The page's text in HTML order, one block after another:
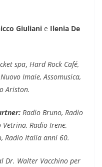
Giuliani e Ilenia De
spa, Hard Rock Café,
Nuovo Imaie, Assomusica,
Ariston.
Radio Bruno, Radio
Radio Irene,
Radio Italia anni 60.
Dr. Walter Vacchino per